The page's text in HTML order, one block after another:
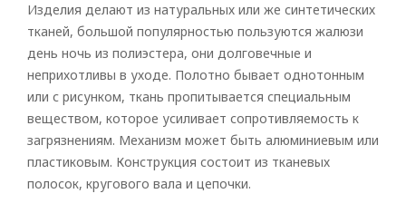
Изделия делают из натуральных или же синтетических
тканей, большой популярностью пользуются жалюзи
день ночь из полиэстера, они долговечные и
неприхотливы в уходе. Полотно бывает однотонным
или с рисунком, ткань пропитывается специальным
веществом, которое усиливает сопротивляемость к
загрязнениям. Механизм может быть алюминиевым или
пластиковым. Конструкция состоит из тканевых
полосок, кругового вала и цепочки.